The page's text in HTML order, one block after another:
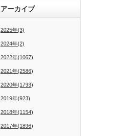
アーカイブ
2025年(3)
2024年(2)
2022年(1067)
2021年(2586)
2020年(1793)
2019年(923)
2018年(1154)
2017年(1896)